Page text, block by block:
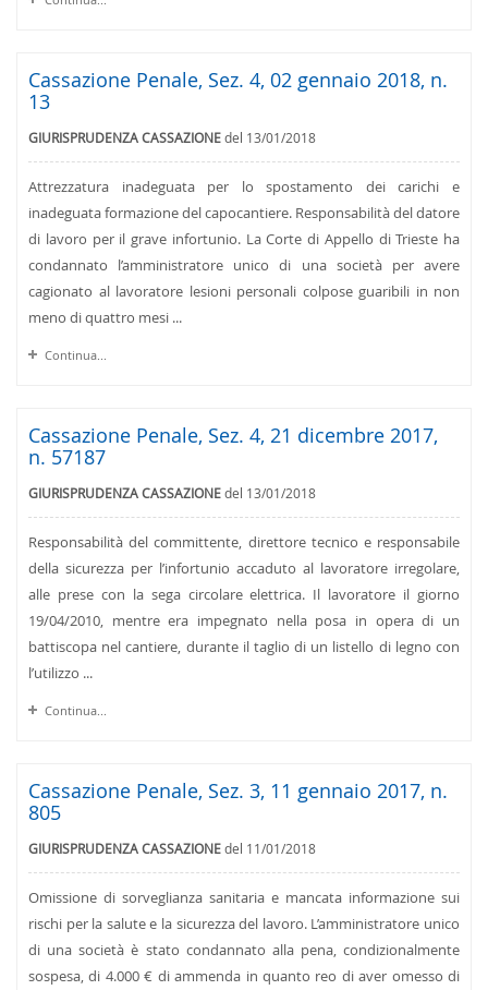
Cassazione Penale, Sez. 4, 02 gennaio 2018, n.
13
GIURISPRUDENZA CASSAZIONEdel 13/01/2018
Attrezzatura inadeguata per lo spostamento dei carichi e
inadeguata formazione del capocantiere. Responsabilità del datore
di lavoro per il grave infortunio. La Corte di Appello di Trieste ha
condannato l’amministratore unico di una società per avere
cagionato al lavoratore lesioni personali colpose guaribili in non
meno di quattro mesi ...
Continua...
Cassazione Penale, Sez. 4, 21 dicembre 2017,
n. 57187
GIURISPRUDENZA CASSAZIONEdel 13/01/2018
Responsabilità del committente, direttore tecnico e responsabile
della sicurezza per l’infortunio accaduto al lavoratore irregolare,
alle prese con la sega circolare elettrica. Il lavoratore il giorno
19/04/2010, mentre era impegnato nella posa in opera di un
battiscopa nel cantiere, durante il taglio di un listello di legno con
l’utilizzo ...
Continua...
Cassazione Penale, Sez. 3, 11 gennaio 2017, n.
805
GIURISPRUDENZA CASSAZIONEdel 11/01/2018
Omissione di sorveglianza sanitaria e mancata informazione sui
rischi per la salute e la sicurezza del lavoro. L’amministratore unico
di una società è stato condannato alla pena, condizionalmente
sospesa, di 4.000 € di ammenda in quanto reo di aver omesso di